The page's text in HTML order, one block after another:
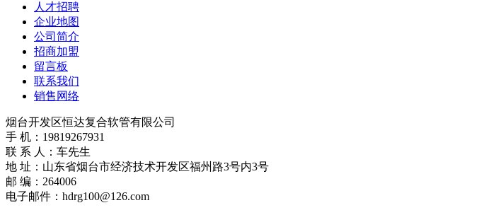
人才招聘
企业地图
公司简介
招商加盟
留言板
联系我们
销售网络
烟台开发区恒达复合软管有限公司
手 机：19819267931
联 系 人：车先生
地 址：山东省烟台市经济技术开发区福州路3号内3号
邮 编：264006
电子邮件：hdrg100@126.com